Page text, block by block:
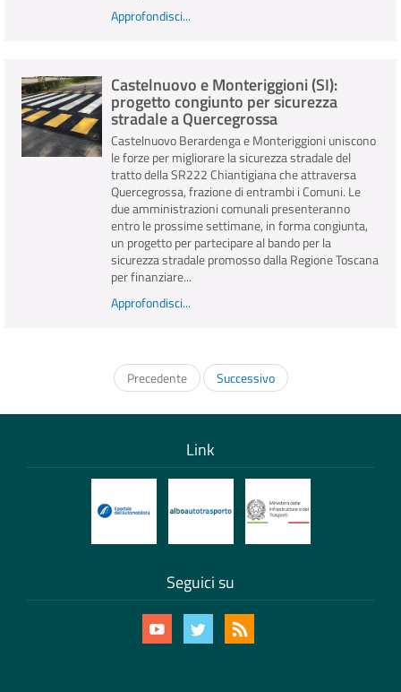
Approfondisci...
Castelnuovo e Monteriggioni (SI):
progetto congiunto per sicurezza
stradale a Quercegrossa
Castelnuovo Berardenga e Monteriggioni uniscono
le forze per migliorare la sicurezza stradale del
tratto della SR222 Chiantigiana che attraversa
Quercegrossa, frazione di entrambi i Comuni. Le
due amministrazioni comunali presenteranno
entro le prossime settimane, in forma congiunta,
un progetto per partecipare al bando per la
sicurezza stradale promosso dalla Regione Toscana
per finanziare...
Approfondisci...
Precedente Successivo
Link
Seguici su